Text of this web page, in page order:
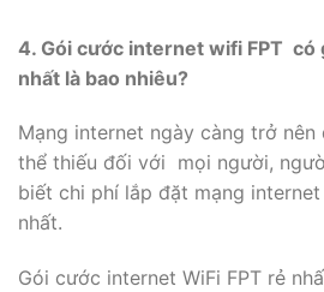
4. Gói cước internet wifi FPT có
nhất là bao nhiêu?
Mạng internet ngày càng trở
thể thiếu đối với mọi người,
biết chi phí lắp đặt mạng
nhất.
Gói cước internet WiFi FPT rẻ